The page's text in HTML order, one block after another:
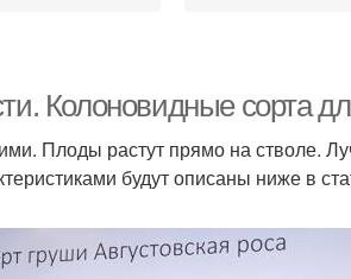
Колоновидные сорта
Плоды растут прямо на стволе.
будут описаны ниже в